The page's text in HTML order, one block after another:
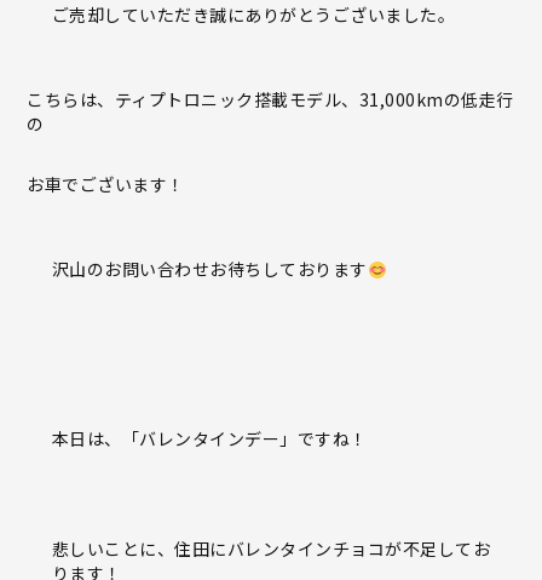
ご売却していただき誠にありがとうございました。
こちらは、ティプトロニック搭載モデル、 31,000kmの低走行
の
お車でございます！
沢山のお問い合わせお待ちしております
本日は、「バレンタインデー」ですね！
悲しいことに、住田にバレンタインチョコが不足してお
ります！